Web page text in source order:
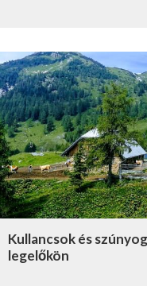
Kullancsok és
legelőkön